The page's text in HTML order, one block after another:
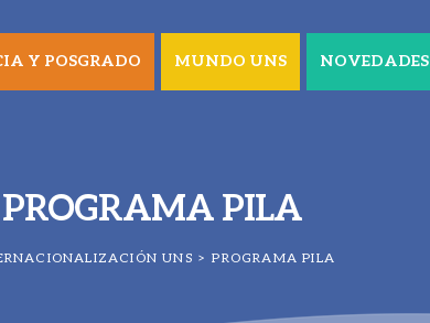
Y POSGRADO MUNDO UNS NOVEDADES
PROGRAMA PILA
UNS >PROGRAMA PILA